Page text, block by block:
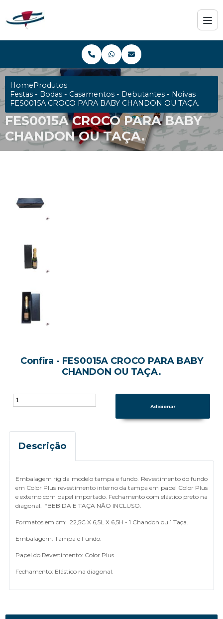
HomeProdutos
Festas - Bodas - Casamentos - Debutantes - Noivas
FES0015A CROCO PARA BABY CHANDON OU TAÇA.
FES0015A CROCO PARA BABY
CHANDON OU TAÇA.
Confira - FES0015A CROCO PARA BABY
CHANDON OU TAÇA.
Descrição
Embalagem rígida modelo tampa e fundo. Revestimento do fundo
em Color Plus revestimento interno da tampa em papel Color Plus
e externo com papel importado. Fechamento com elástico preto na
diagonal. *BEBIDA E TAÇA NÃO INCLUSO.
Formatos em cm: 22,5C X 6,5L X 6,5H - 1 Chandon ou 1 Taça.
Embalagem: Tampa e Fundo.
Papel do Revestimento: Color Plus.
Fechamento: Elástico na diagonal.